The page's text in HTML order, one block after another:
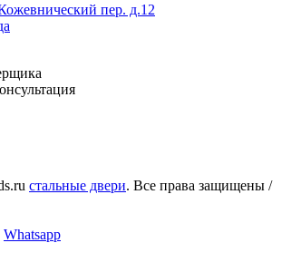
пер. д.12
стальные двери. Все права защищены /
Whatsapp